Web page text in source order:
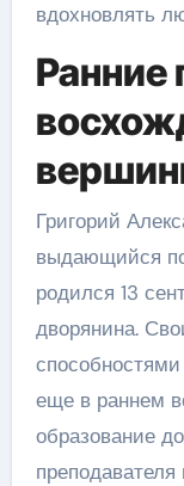
вдохновлять
Ранние
Григорий
выдающийся
родился 13
дворянина.
еще в раннем
образование